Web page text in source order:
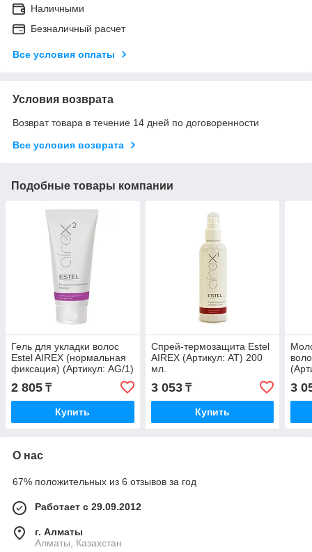
Наличными
Безналичный расчет
Все условия оплаты
Условия возврата
Возврат товара в течение 14 дней по договоренности
Все условия возврата
Подобные товары компании
Гель для укладки волос
Estel AIREX (нормальная
фиксация) (Артикул: AG/1)
200 мл.
2 805 ₸
Купить
Спрей-термозащита Estel
AIREX (Артикул: AT) 200
мл.
3 053₸
Купить
3
О нас
67% положительных из 6 отзывов за год
Работает с 29.09.2012
г. Алматы
Алматы, Казахстан